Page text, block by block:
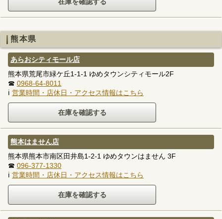
熊本県
あらおシティモール店
熊本県荒尾市緑ケ丘1-1-1 ゆめタウンシティモール2F
☎ 0968-64-8011
ℹ 営業時間・店休日・アクセス情報はこちら
熊本はません店
熊本県熊本市南区田井島1-2-1 ゆめタウンはません 3F
☎ 096-377-1330
ℹ 営業時間・店休日・アクセス情報はこちら